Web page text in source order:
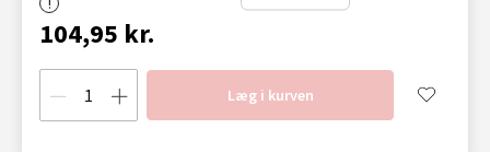
104,95 kr.
Læg i kurven